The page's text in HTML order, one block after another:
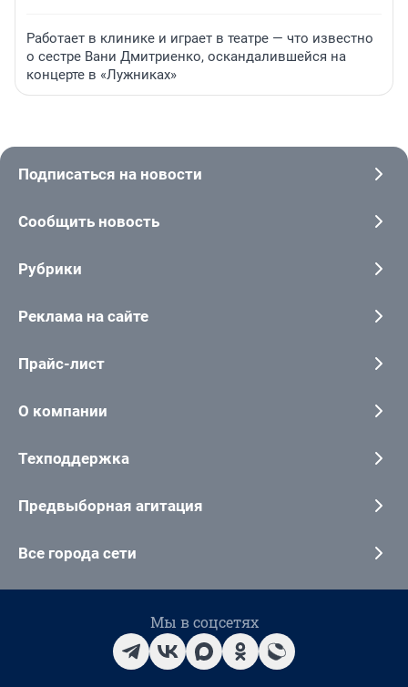
Работает в клинике и играет в театре — что известно
о сестре Вани Дмитриенко, оскандалившейся на
концерте в «Лужниках»
Подписаться на новости
Сообщить новость
Рубрики
Реклама на сайте
Прайс-лист
О компании
Техподдержка
Предвыборная агитация
Все города сети
Мы в соцсетях